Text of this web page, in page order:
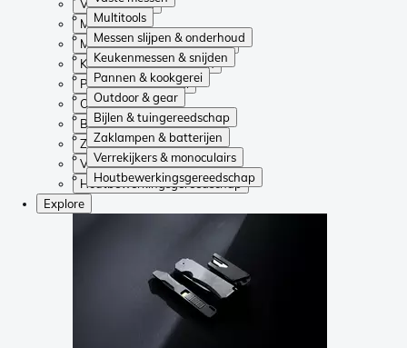
Multitools
Messen slijpen & onderhoud
Keukenmessen & snijden
Pannen & kookgerei
Outdoor & gear
Bijlen & tuingereedschap
Zaklampen & batterijen
Verrekijkers & monoculairs
Houtbewerkingsgereedschap
Vaste messen
Multitools
Messen slijpen & onderhoud
Keukenmessen & snijden
Pannen & kookgerei
Outdoor & gear
Bijlen & tuingereedschap
Zaklampen & batterijen
Verrekijkers & monoculairs
Houtbewerkingsgereedschap
Explore